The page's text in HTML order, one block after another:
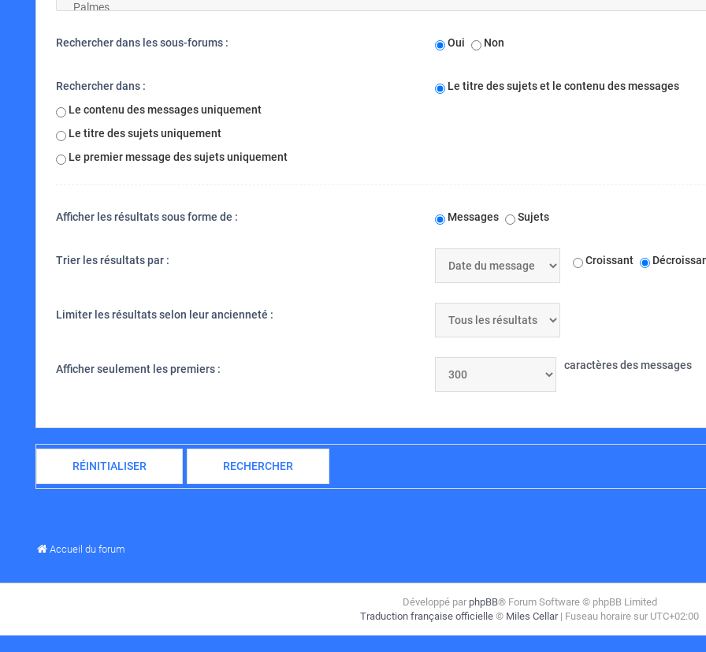
Rechercher dans les sous-forums : Oui Non
Rechercher dans :
Le titre des sujets et le contenu des messages
Le contenu des messages uniquement
Le titre des sujets uniquement
Le premier message des sujets uniquement
Afficher les résultats sous forme de : Messages Sujets
Trier les résultats par : Croissant
Limiter les résultats selon leur ancienneté :
Afficher seulement les premiers : caractères des messages
Accueil du forum
Développé par phpBB® Forum Software © phpBB Limited
Traduction française officielle © Miles Cellar | Fuseau horaire sur UTC+02:00